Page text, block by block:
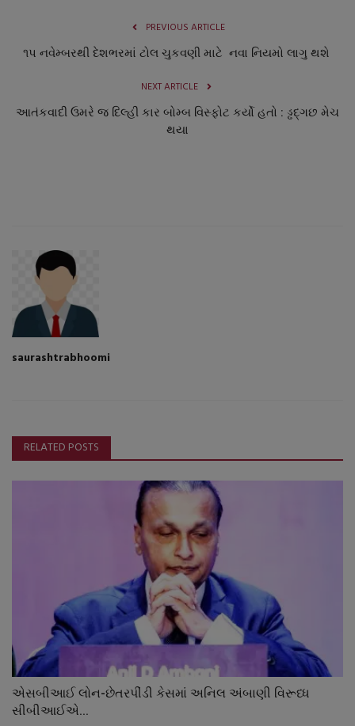
PREVIOUS ARTICLE
૧પ નવેમ્બરથી દેશભરમાં ટોલ ચુકવણી માટે નવા નિયમો લાગુ થશે
NEXT ARTICLE
આતંકવાદી ઉમરે જ દિલ્હી કાર બોમ્બ વિસ્ફોટ કર્યો હતો : ડ્ઢદ્ગછ મેચ
થયા
saurashtrabhoomi
RELATED POSTS
એસબીઆઈ લોન-છેતરપીંડી કેસમાં અનિલ અંબાણી વિરૂધ્ધ
સીબીઆઈએ...